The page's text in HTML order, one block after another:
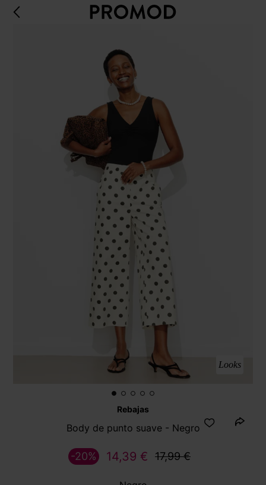
Looks
Rebajas
Body de punto suave - Negro
14,39 € 17,99 €
-20%